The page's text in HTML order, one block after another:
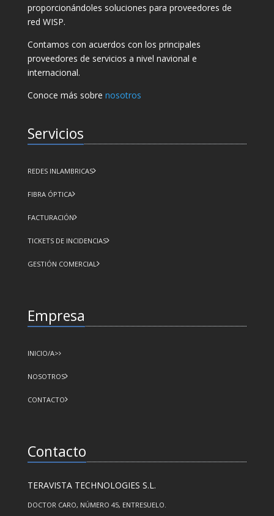
proporcionándoles soluciones para proveedores de
red WISP.
Contamos con acuerdos con los principales
proveedores de servicios a nivel navional e
internacional.
Conoce más sobre nosotros
Servicios
REDES INLAMBRICAS
FIBRA ÓPTICA
FACTURACIÓN
TICKETS DE INCIDENCIAS
GESTIÓN COMERCIAL
Empresa
INICIO/A>
NOSOTROS
CONTACTO
Contacto
TERAVISTA TECHNOLOGIES S.L.
DOCTOR CARO, NÚMERO 45, ENTRESUELO.